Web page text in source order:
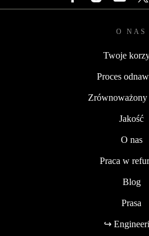
O NAS
Twoje
Proces
Jakość
O nas
Praca w
Blog
Prasa
↪